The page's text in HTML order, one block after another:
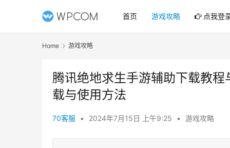
首页 游戏攻略 点我登
Home 游戏攻略
腾讯绝地求生手游辅助下载教
载与使用方法
70客服 • 2024年7月15日 上午9:25 • 游戏攻略